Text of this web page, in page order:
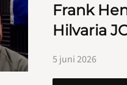
Frank
Hilvaria
5 juni 2026